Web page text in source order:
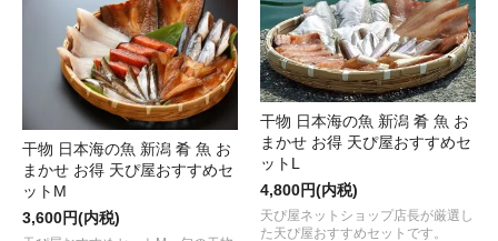
干物 日本海の魚 新潟 肴 魚 お
まかせ お得 天ぴ屋おすすめセ
ットM
3,600円(内税)
干物 日本海の魚 新潟 肴 魚 お
まかせ お得 天ぴ屋おすすめセ
ットL
4,800円(内税)
天ぴ屋ネットショップ店長が厳選し
た天ぴ屋おすすめセットです。